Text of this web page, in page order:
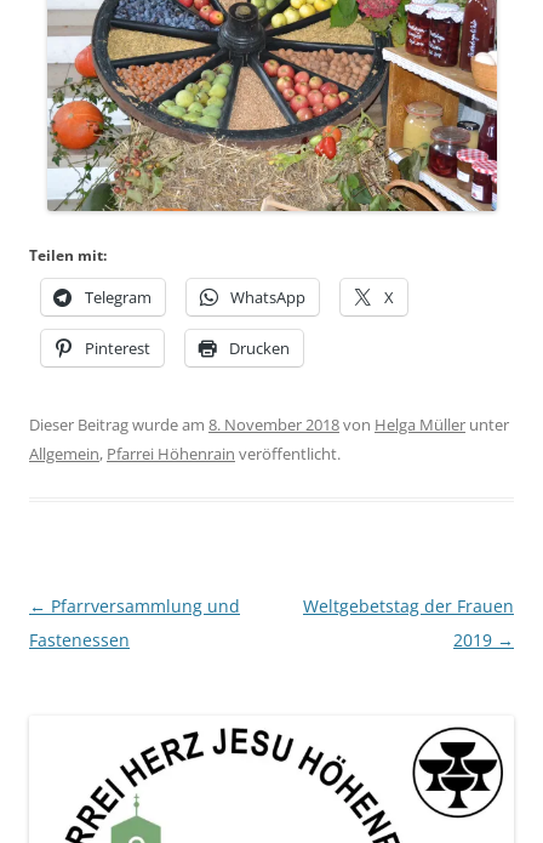
Teilen mit:
Telegram WhatsApp X
Pinterest Drucken
Dieser Beitrag wurde am 8. November 2018von Helga Müller unter
Allgemein, Pfarrei Höhenrain veröffentlicht.
Beitragsnavigation
← Pfarrversammlung und
Fastenessen
Weltgebetstag der Frauen
2019 →